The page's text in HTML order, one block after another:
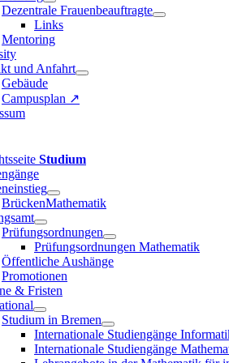
Dezentrale Frauenbeauftragte
Links
Mentoring
und Anfahrt
Gebäude
Campusplan ↗
Studium
BrückenMathematik
Prüfungsordnungen
Prüfungsordnungen Mathematik
Öffentliche Aushänge
Promotionen
& Fristen
Studium in Bremen
Internationale Studiengänge
Internationale Studiengänge